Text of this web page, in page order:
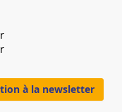
à la newsletter